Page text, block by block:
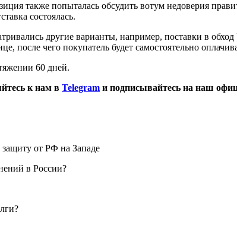
также попыталась обсудить вотум недоверия
состоялась.
другие варианты, например, поставки в
после чего покупатель будет самостоятельно
60 дней.
к нам в Telegram и подписывайтесь на наш
от РФ на Западе
в России?